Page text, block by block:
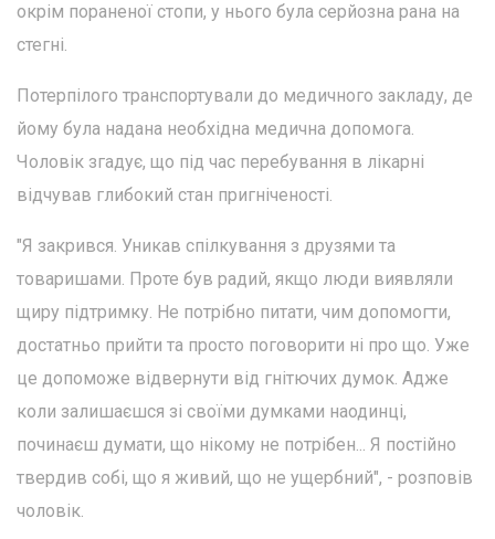
окрім пораненої стопи, у нього була серйозна рана на
стегні.
Потерпілого транспортували до медичного закладу, де
йому була надана необхідна медична допомога.
Чоловік згадує, що під час перебування в лікарні
відчував глибокий стан пригніченості.
"Я закрився. Уникав спілкування з друзями та
товаришами. Проте був радий, якщо люди виявляли
щиру підтримку. Не потрібно питати, чим допомогти,
достатньо прийти та просто поговорити ні про що. Уже
це допоможе відвернути від гнітючих думок. Адже
коли залишаєшся зі своїми думками наодинці,
починаєш думати, що нікому не потрібен... Я постійно
твердив собі, що я живий, що не ущербний", - розповів
чоловік.